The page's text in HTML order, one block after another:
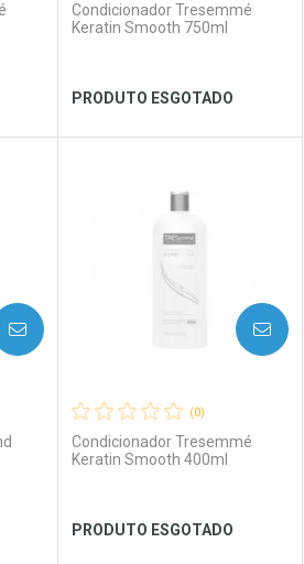
Ver Desconto Convênio
Condicionador Tresemmé
Keratin Smooth 750ml
PRODUTO ESGOTADO
Laboratório
Ver Desconto Convênio
Por Menos
(0)
Condicionador Tresemmé
Keratin Smooth 400ml
PRODUTO ESGOTADO
AVISE-ME